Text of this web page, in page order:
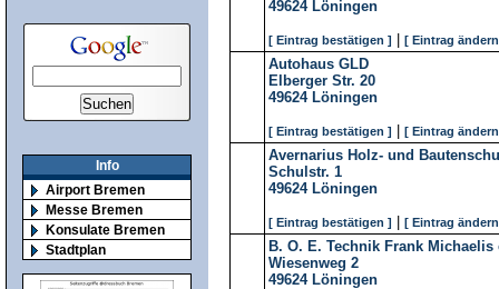
Info
Airport Bremen
Messe Bremen
Konsulate Bremen
Stadtplan
49624 Löningen
[ Eintrag bestätigen ] [ Eintrag
Autohaus GLD
Elberger Str. 20
49624 Löningen
[ Eintrag bestätigen ] [ Eintrag
Avernarius Holz- und
Schulstr. 1
49624 Löningen
[ Eintrag bestätigen ] [ Eintrag
B. O. E. Technik Frank Michaelis
Wiesenweg 2
49624 Löningen